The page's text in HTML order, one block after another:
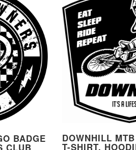
BADGE
CLUB
DOWNHILL
T-SHIRT,